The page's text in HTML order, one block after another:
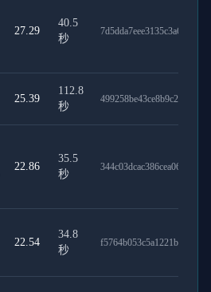
27.29
40.5
秒
7d5dda7eee3135c3a672
25.39
112.8
秒
499258be43ce8b9c25f3
22.86
35.5
秒
344c03dcac386cea0687
22.54
34.8
秒
f5764b053c5a1221b8ad